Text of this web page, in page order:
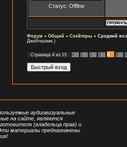
Статус: Offline
Форум » Общий » Скейтеры » Средний
Джейтерами.)
Страница 4 из 15 « 1 2 3 4 5 6
аудиовизуальные
на сайте, являются
(владельца прав) и
материалы предназначены